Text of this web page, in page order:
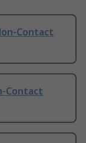
Contact
Contact